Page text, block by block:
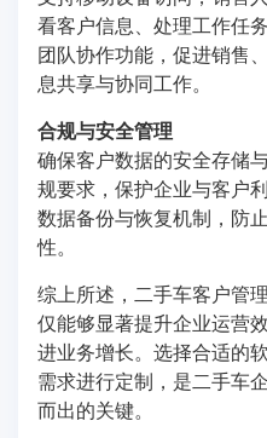
看客户信息、处理工作任
团队协作功能，促进销售
息共享与协同工作。
合规与安全管理
确保客户数据的安全存储
规要求，保护企业与客户利
数据备份与恢复机制，防
性。
综上所述，二手车客户管
仅能够显著提升企业运营
进业务增长。选择合适的
需求进行定制，是二手车
而出的关键。